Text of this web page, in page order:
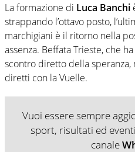
La formazione di Luca Banchi
strappando l’ottavo posto,
marchigiani è il ritorno nella
assenza. Beffata Trieste, che
scontro diretto della speranza,
diretti con la Vuelle.
Vuoi essere sempre
sport, risultati ed
canale